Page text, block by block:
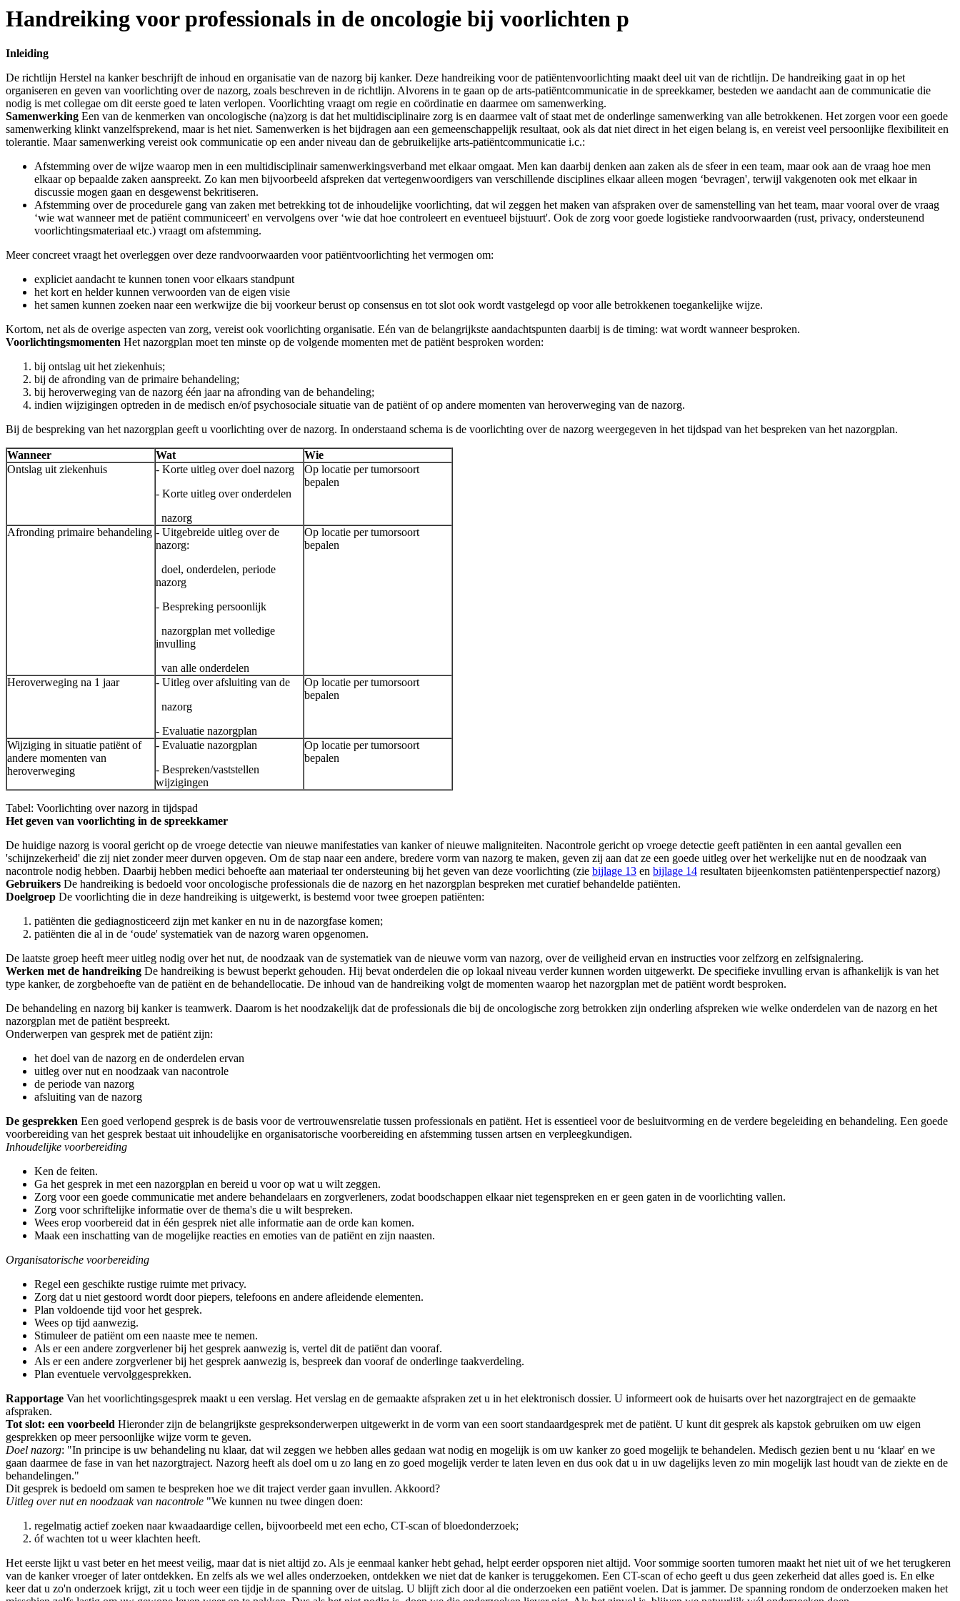
Handreiking voor professionals in de oncologie bij voorlichten p
Inleiding
De richtlijn Herstel na kanker beschrijft de inhoud en organisatie van de nazorg bij kanker. Deze handreiking voor de patiëntenvoorlichting maakt deel uit van de richtlijn. De handreiking gaat in op het
organiseren en geven van voorlichting over de nazorg, zoals beschreven in de richtlijn. Alvorens in te gaan op de arts-patiëntcommunicatie in de spreekkamer, besteden we aandacht aan de communicatie die
nodig is met collegae om dit eerste goed te laten verlopen. Voorlichting vraagt om regie en coördinatie en daarmee om samenwerking.
Samenwerking Een van de kenmerken van oncologische (na)zorg is dat het multidisciplinaire zorg is en daarmee valt of staat met de onderlinge samenwerking van alle betrokkenen. Het zorgen voor een goede
samenwerking klinkt vanzelfsprekend, maar is het niet. Samenwerken is het bijdragen aan een gemeenschappelijk resultaat, ook als dat niet direct in het eigen belang is, en vereist veel persoonlijke flexibiliteit en
tolerantie. Maar samenwerking vereist ook communicatie op een ander niveau dan de gebruikelijke arts-patiëntcommunicatie i.c.:
Afstemming over de wijze waarop men in een multidisciplinair samenwerkingsverband met elkaar omgaat. Men kan daarbij denken aan zaken als de sfeer in een team, maar ook aan de vraag hoe men
elkaar op bepaalde zaken aanspreekt. Zo kan men bijvoorbeeld afspreken dat vertegenwoordigers van verschillende disciplines elkaar alleen mogen ‘bevragen', terwijl vakgenoten ook met elkaar in
discussie mogen gaan en desgewenst bekritiseren.
Afstemming over de procedurele gang van zaken met betrekking tot de inhoudelijke voorlichting, dat wil zeggen het maken van afspraken over de samenstelling van het team, maar vooral over de vraag
‘wie wat wanneer met de patiënt communiceert' en vervolgens over ‘wie dat hoe controleert en eventueel bijstuurt'. Ook de zorg voor goede logistieke randvoorwaarden (rust, privacy, ondersteunend
voorlichtingsmateriaal etc.) vraagt om afstemming.
Meer concreet vraagt het overleggen over deze randvoorwaarden voor patiëntvoorlichting het vermogen om:
expliciet aandacht te kunnen tonen voor elkaars standpunt
het kort en helder kunnen verwoorden van de eigen visie
het samen kunnen zoeken naar een werkwijze die bij voorkeur berust op consensus en tot slot ook wordt vastgelegd op voor alle betrokkenen toegankelijke wijze.
Kortom, net als de overige aspecten van zorg, vereist ook voorlichting organisatie. Eén van de belangrijkste aandachtspunten daarbij is de timing: wat wordt wanneer besproken.
Voorlichtingsmomenten Het nazorgplan moet ten minste op de volgende momenten met de patiënt besproken worden:
bij ontslag uit het ziekenhuis;
bij de afronding van de primaire behandeling;
bij heroverweging van de nazorg één jaar na afronding van de behandeling;
indien wijzigingen optreden in de medisch en/of psychosociale situatie van de patiënt of op andere momenten van heroverweging van de nazorg.
Bij de bespreking van het nazorgplan geeft u voorlichting over de nazorg. In onderstaand schema is de voorlichting over de nazorg weergegeven in het tijdspad van het bespreken van het nazorgplan.
Wanneer Wat
Wie
Ontslag uit ziekenhuis
- Korte uitleg over doel nazorg
- Korte uitleg over onderdelen
nazorg
Op locatie per tumorsoort
bepalen
Afronding primaire behandeling - Uitgebreide uitleg over de
nazorg:
doel, onderdelen, periode
nazorg
- Bespreking persoonlijk
nazorgplan met volledige
invulling
van alle onderdelen
Op locatie per tumorsoort
bepalen
Heroverweging na 1 jaar
- Uitleg over afsluiting van de
nazorg
- Evaluatie nazorgplan
Op locatie per tumorsoort
bepalen
Wijziging in situatie patiënt of
andere momenten van
heroverweging
- Evaluatie nazorgplan
- Bespreken/vaststellen
wijzigingen
Op locatie per tumorsoort
bepalen
Tabel: Voorlichting over nazorg in tijdspad
Het geven van voorlichting in de spreekkamer
De huidige nazorg is vooral gericht op de vroege detectie van nieuwe manifestaties van kanker of nieuwe maligniteiten. Nacontrole gericht op vroege detectie geeft patiënten in een aantal gevallen een
'schijnzekerheid' die zij niet zonder meer durven opgeven. Om de stap naar een andere, bredere vorm van nazorg te maken, geven zij aan dat ze een goede uitleg over het werkelijke nut en de noodzaak van
nacontrole nodig hebben. Daarbij hebben medici behoefte aan materiaal ter ondersteuning bij het geven van deze voorlichting (zie bijlage 13 en bijlage 14 resultaten bijeenkomsten patiëntenperspectief nazorg)
Gebruikers De handreiking is bedoeld voor oncologische professionals die de nazorg en het nazorgplan bespreken met curatief behandelde patiënten.
Doelgroep De voorlichting die in deze handreiking is uitgewerkt, is bestemd voor twee groepen patiënten:
patiënten die gediagnosticeerd zijn met kanker en nu in de nazorgfase komen;
patiënten die al in de ‘oude' systematiek van de nazorg waren opgenomen.
De laatste groep heeft meer uitleg nodig over het nut, de noodzaak van de systematiek van de nieuwe vorm van nazorg, over de veiligheid ervan en instructies voor zelfzorg en zelfsignalering.
Werken met de handreiking De handreiking is bewust beperkt gehouden. Hij bevat onderdelen die op lokaal niveau verder kunnen worden uitgewerkt. De specifieke invulling ervan is afhankelijk is van het
type kanker, de zorgbehoefte van de patiënt en de behandellocatie. De inhoud van de handreiking volgt de momenten waarop het nazorgplan met de patiënt wordt besproken.
De behandeling en nazorg bij kanker is teamwerk. Daarom is het noodzakelijk dat de professionals die bij de oncologische zorg betrokken zijn onderling afspreken wie welke onderdelen van de nazorg en het
nazorgplan met de patiënt bespreekt.
Onderwerpen van gesprek met de patiënt zijn:
het doel van de nazorg en de onderdelen ervan
uitleg over nut en noodzaak van nacontrole
de periode van nazorg
afsluiting van de nazorg
De gesprekken Een goed verlopend gesprek is de basis voor de vertrouwensrelatie tussen professionals en patiënt. Het is essentieel voor de besluitvorming en de verdere begeleiding en behandeling. Een goede
voorbereiding van het gesprek bestaat uit inhoudelijke en organisatorische voorbereiding en afstemming tussen artsen en verpleegkundigen.
Inhoudelijke voorbereiding
Ken de feiten.
Ga het gesprek in met een nazorgplan en bereid u voor op wat u wilt zeggen.
Zorg voor een goede communicatie met andere behandelaars en zorgverleners, zodat boodschappen elkaar niet tegenspreken en er geen gaten in de voorlichting vallen.
Zorg voor schriftelijke informatie over de thema's die u wilt bespreken.
Wees erop voorbereid dat in één gesprek niet alle informatie aan de orde kan komen.
Maak een inschatting van de mogelijke reacties en emoties van de patiënt en zijn naasten.
Organisatorische voorbereiding
Regel een geschikte rustige ruimte met privacy.
Zorg dat u niet gestoord wordt door piepers, telefoons en andere afleidende elementen.
Plan voldoende tijd voor het gesprek.
Wees op tijd aanwezig.
Stimuleer de patiënt om een naaste mee te nemen.
Als er een andere zorgverlener bij het gesprek aanwezig is, vertel dit de patiënt dan vooraf.
Als er een andere zorgverlener bij het gesprek aanwezig is, bespreek dan vooraf de onderlinge taakverdeling.
Plan eventuele vervolggesprekken.
Rapportage Van het voorlichtingsgesprek maakt u een verslag. Het verslag en de gemaakte afspraken zet u in het elektronisch dossier. U informeert ook de huisarts over het nazorgtraject en de gemaakte
afspraken.
Tot slot: een voorbeeld Hieronder zijn de belangrijkste gespreksonderwerpen uitgewerkt in de vorm van een soort standaardgesprek met de patiënt. U kunt dit gesprek als kapstok gebruiken om uw eigen
gesprekken op meer persoonlijke wijze vorm te geven.
Doel nazorg: "In principe is uw behandeling nu klaar, dat wil zeggen we hebben alles gedaan wat nodig en mogelijk is om uw kanker zo goed mogelijk te behandelen. Medisch gezien bent u nu ‘klaar' en we
gaan daarmee de fase in van het nazorgtraject. Nazorg heeft als doel om u zo lang en zo goed mogelijk verder te laten leven en dus ook dat u in uw dagelijks leven zo min mogelijk last houdt van de ziekte en de
behandelingen."
Dit gesprek is bedoeld om samen te bespreken hoe we dit traject verder gaan invullen. Akkoord?
Uitleg over nut en noodzaak van nacontrole "We kunnen nu twee dingen doen:
regelmatig actief zoeken naar kwaadaardige cellen, bijvoorbeeld met een echo, CT-scan of bloedonderzoek;
óf wachten tot u weer klachten heeft.
Het eerste lijkt u vast beter en het meest veilig, maar dat is niet altijd zo. Als je eenmaal kanker hebt gehad, helpt eerder opsporen niet altijd. Voor sommige soorten tumoren maakt het niet uit of we het terugkeren
van de kanker vroeger of later ontdekken. En zelfs als we wel alles onderzoeken, ontdekken we niet dat de kanker is teruggekomen. Een CT-scan of echo geeft u dus geen zekerheid dat alles goed is. En elke
keer dat u zo'n onderzoek krijgt, zit u toch weer een tijdje in de spanning over de uitslag. U blijft zich door al die onderzoeken een patiënt voelen. Dat is jammer. De spanning rondom de onderzoeken maken het